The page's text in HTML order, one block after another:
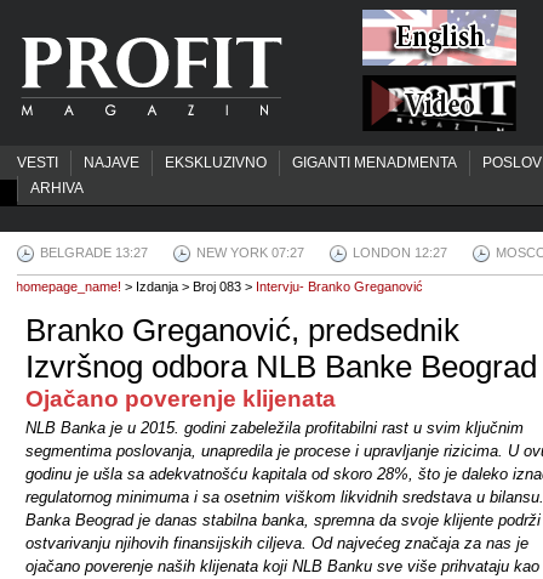
VESTI NAJAVE EKSKLUZIVNO GIGANTI MENADMENTA
ARHIVA
BELGRADE 13:27 NEW YORK 07:27 LONDON 12:27
homepage_name! > Izdanja > Broj 083 > Intervju- Branko Greganović
Branko Greganović, predsednik
Izvršnog odbora NLB Banke Beograd
Ojačano poverenje klijenata
NLB Banka je u 2015. godini zabeležila profitabilni rast u svim ključnim
segmentima poslovanja, unapredila je procese i upravljanje rizicima. U
godinu je ušla sa adekvatnošću kapitala od skoro 28%, što je daleko
regulatornog minimuma i sa osetnim viškom likvidnih sredstava u
Banka Beograd je danas stabilna banka, spremna da svoje klijente
ostvarivanju njihovih finansijskih ciljeva. Od najvećeg značaja za nas je
ojačano poverenje naših klijenata koji NLB Banku sve više prihvataju kao